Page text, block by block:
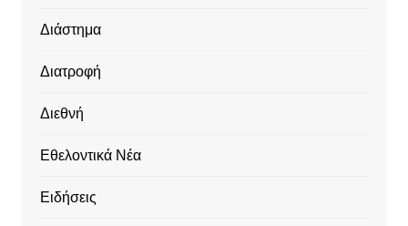
Διάστημα
Διατροφή
Διεθνή
Εθελοντικά Νέα
Ειδήσεις